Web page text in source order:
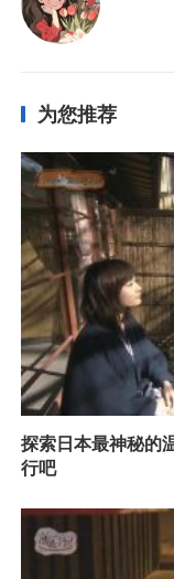
为您推荐
探索日本最神秘的
行吧